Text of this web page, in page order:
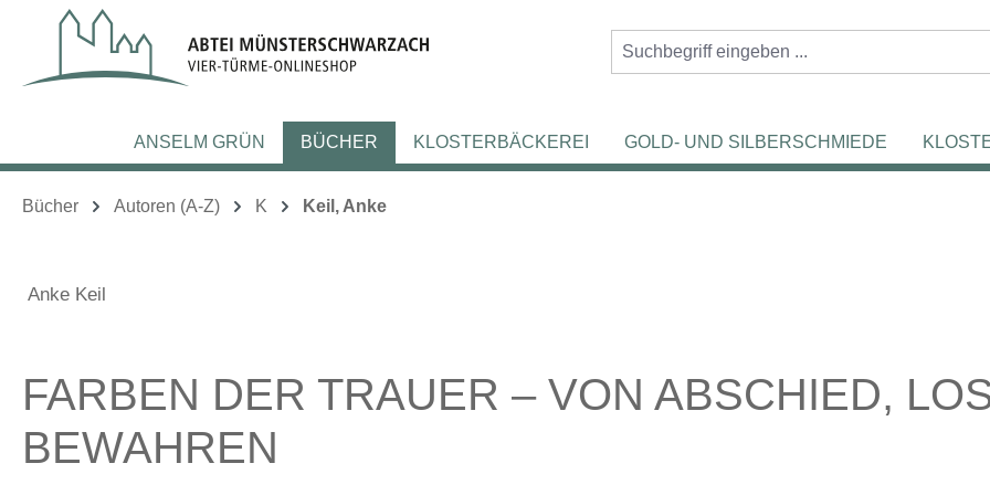
Hauptinhalt springen
Zur Suche springen
Zur Hauptnavigation springen
ANSELM GRÜN BÜCHER KLOSTERBÄCKEREI GOLD- UND SILBERSCHMIEDE
Bücher Autoren (A-Z) K Keil, Anke
Anke Keil
FARBEN DER TRAUER – VON ABSCHIED,
BEWAHREN